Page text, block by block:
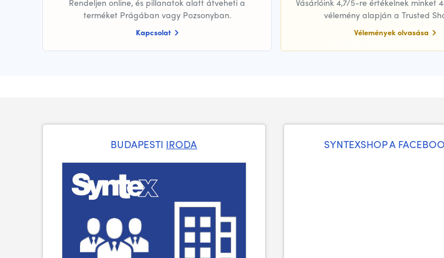
Rendeljen online, és pillanatok alatt átveheti a
terméket Prágában vagy Pozsonyban.
Kapcsolat
Vásárlóink 4,7/5-re értékelnek minket
vélemény alapján a Trusted
Vélemények olvasása
BUDAPESTI IRODA SYNTEXSHOP A